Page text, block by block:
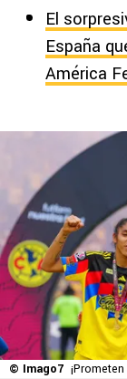
El
España
América
© Imago7